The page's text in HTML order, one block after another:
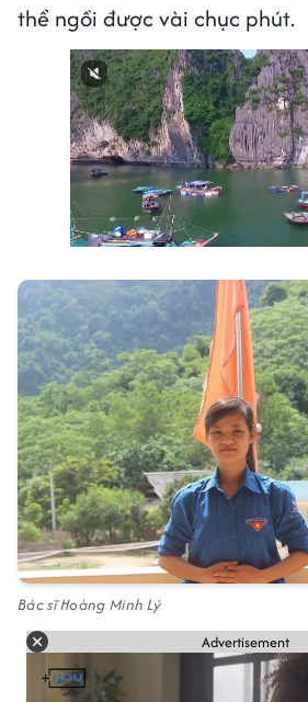
thể ngồi được vài chục phút.
Next video in 2
Bác sĩ Hoàng Minh Lý
Advertisement